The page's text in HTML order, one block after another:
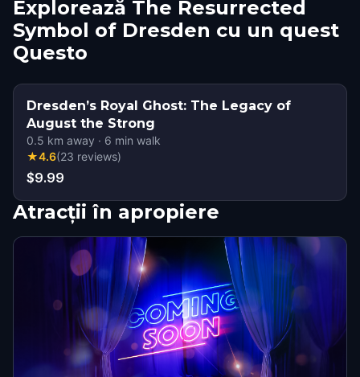
Explorează The Resurrected
Symbol of Dresden cu un quest
Questo
Dresden’s Royal Ghost: The Legacy of
August the Strong
0.5 km away · 6 min walk
★4.6(23 reviews)
$9.99
Atracții în apropiere